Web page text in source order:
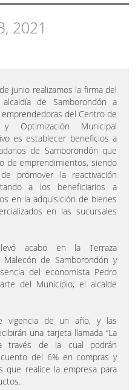
2021
junio realizamos la firma del
de Samborondón a
del Centro de
y Optimización Municipal
es establecer beneficios a
de Samborondón que
de emprendimientos, siendo
promover la reactivación
a los beneficiarios a
en la adquisición de bienes
en las sucursales
acabo en la Terraza
Malecón de Samborondón y
del economista Pedro
del Municipio, el alcalde
vigencia de un año, y las
una tarjeta llamada “La
a través de la cual podrán
del 6% en compras y
que realice la empresa para